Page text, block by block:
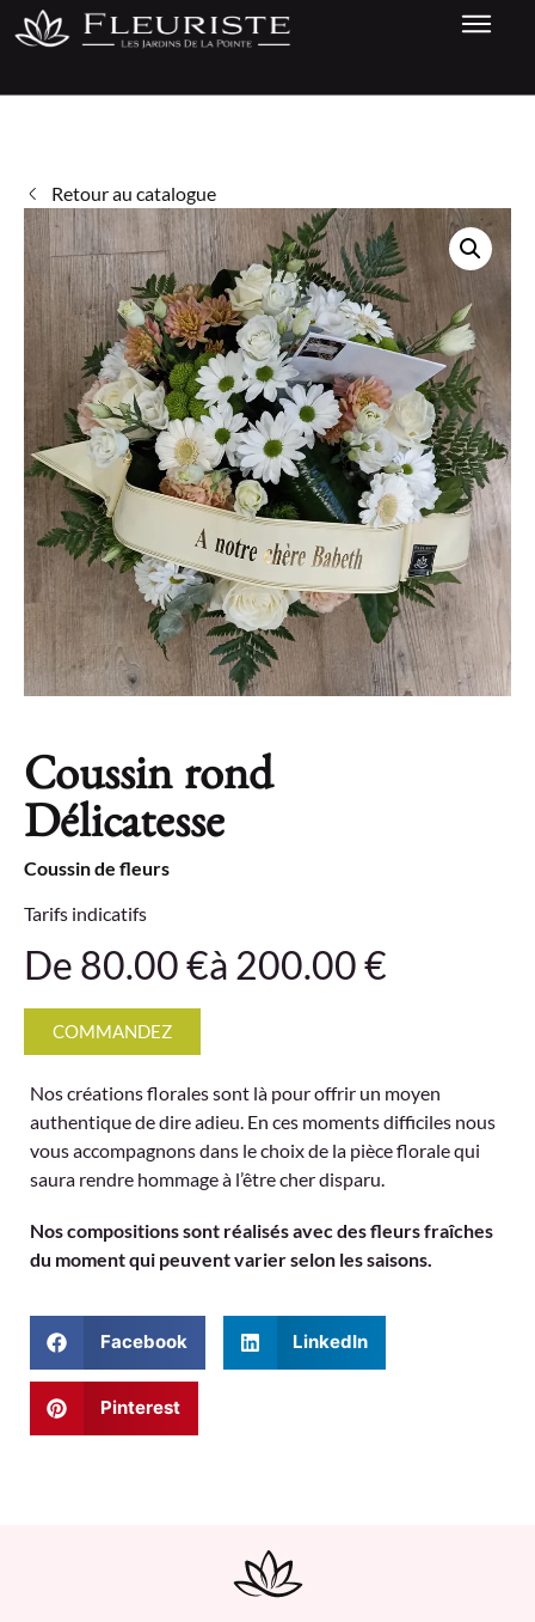
Retour au catalogue
Coussin rond
Délicatesse
Coussin de fleurs
Tarifs indicatifs
De 80.00 €à 200.00 €
COMMANDEZ
Nos créations florales sont là pour offrir un moyen
authentique de dire adieu. En ces moments difficiles nous
vous accompagnons dans le choix de la pièce florale qui
saura rendre hommage à l’être cher disparu.
Nos compositions sont réalisés avec des fleurs fraîches
du moment qui peuvent varier selon les saisons.
Facebook LinkedIn
Pinterest